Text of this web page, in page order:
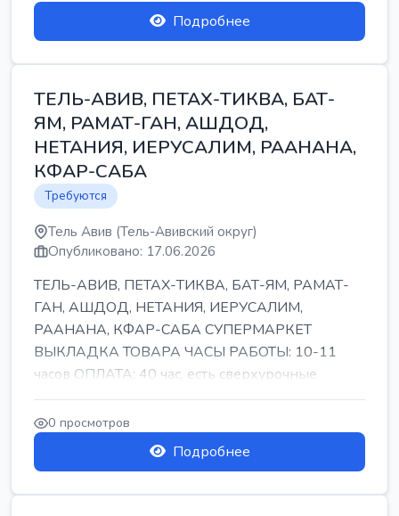
Подробнее
ТЕЛЬ-АВИВ, ПЕТАХ-ТИКВА, БАТ-
ЯМ, РАМАТ-ГАН, АШДОД,
НЕТАНИЯ, ИЕРУСАЛИМ, РААНАНА,
КФАР-САБА
Требуются
Тель Авив (Тель-Авивский округ)
Опубликовано: 17.06.2026
ТЕЛЬ-АВИВ, ПЕТАХ-ТИКВА, БАТ-ЯМ, РАМАТ-
ГАН, АШДОД, НЕТАНИЯ, ИЕРУСАЛИМ,
РААНАНА, КФАР-САБА СУПЕРМАРКЕТ
ВЫКЛАДКА ТОВАРА ЧАСЫ РАБОТЫ: 10-11
часов ОПЛАТА: 40 час, есть сверхурочные
ПИТАНИЕ ЕСТЬ Для синих б...
0 просмотров
Подробнее